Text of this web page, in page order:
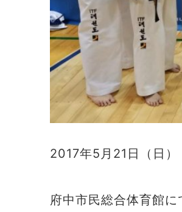
2017年5月21日（日）
府中市民総合体育館